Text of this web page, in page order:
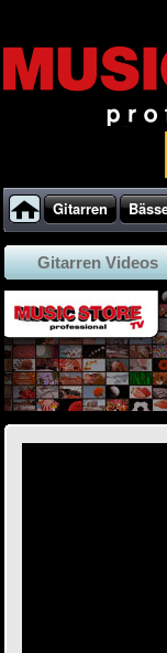
Gitarren
Gitarren Videos